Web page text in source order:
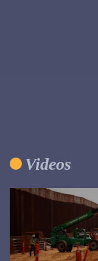
Videos